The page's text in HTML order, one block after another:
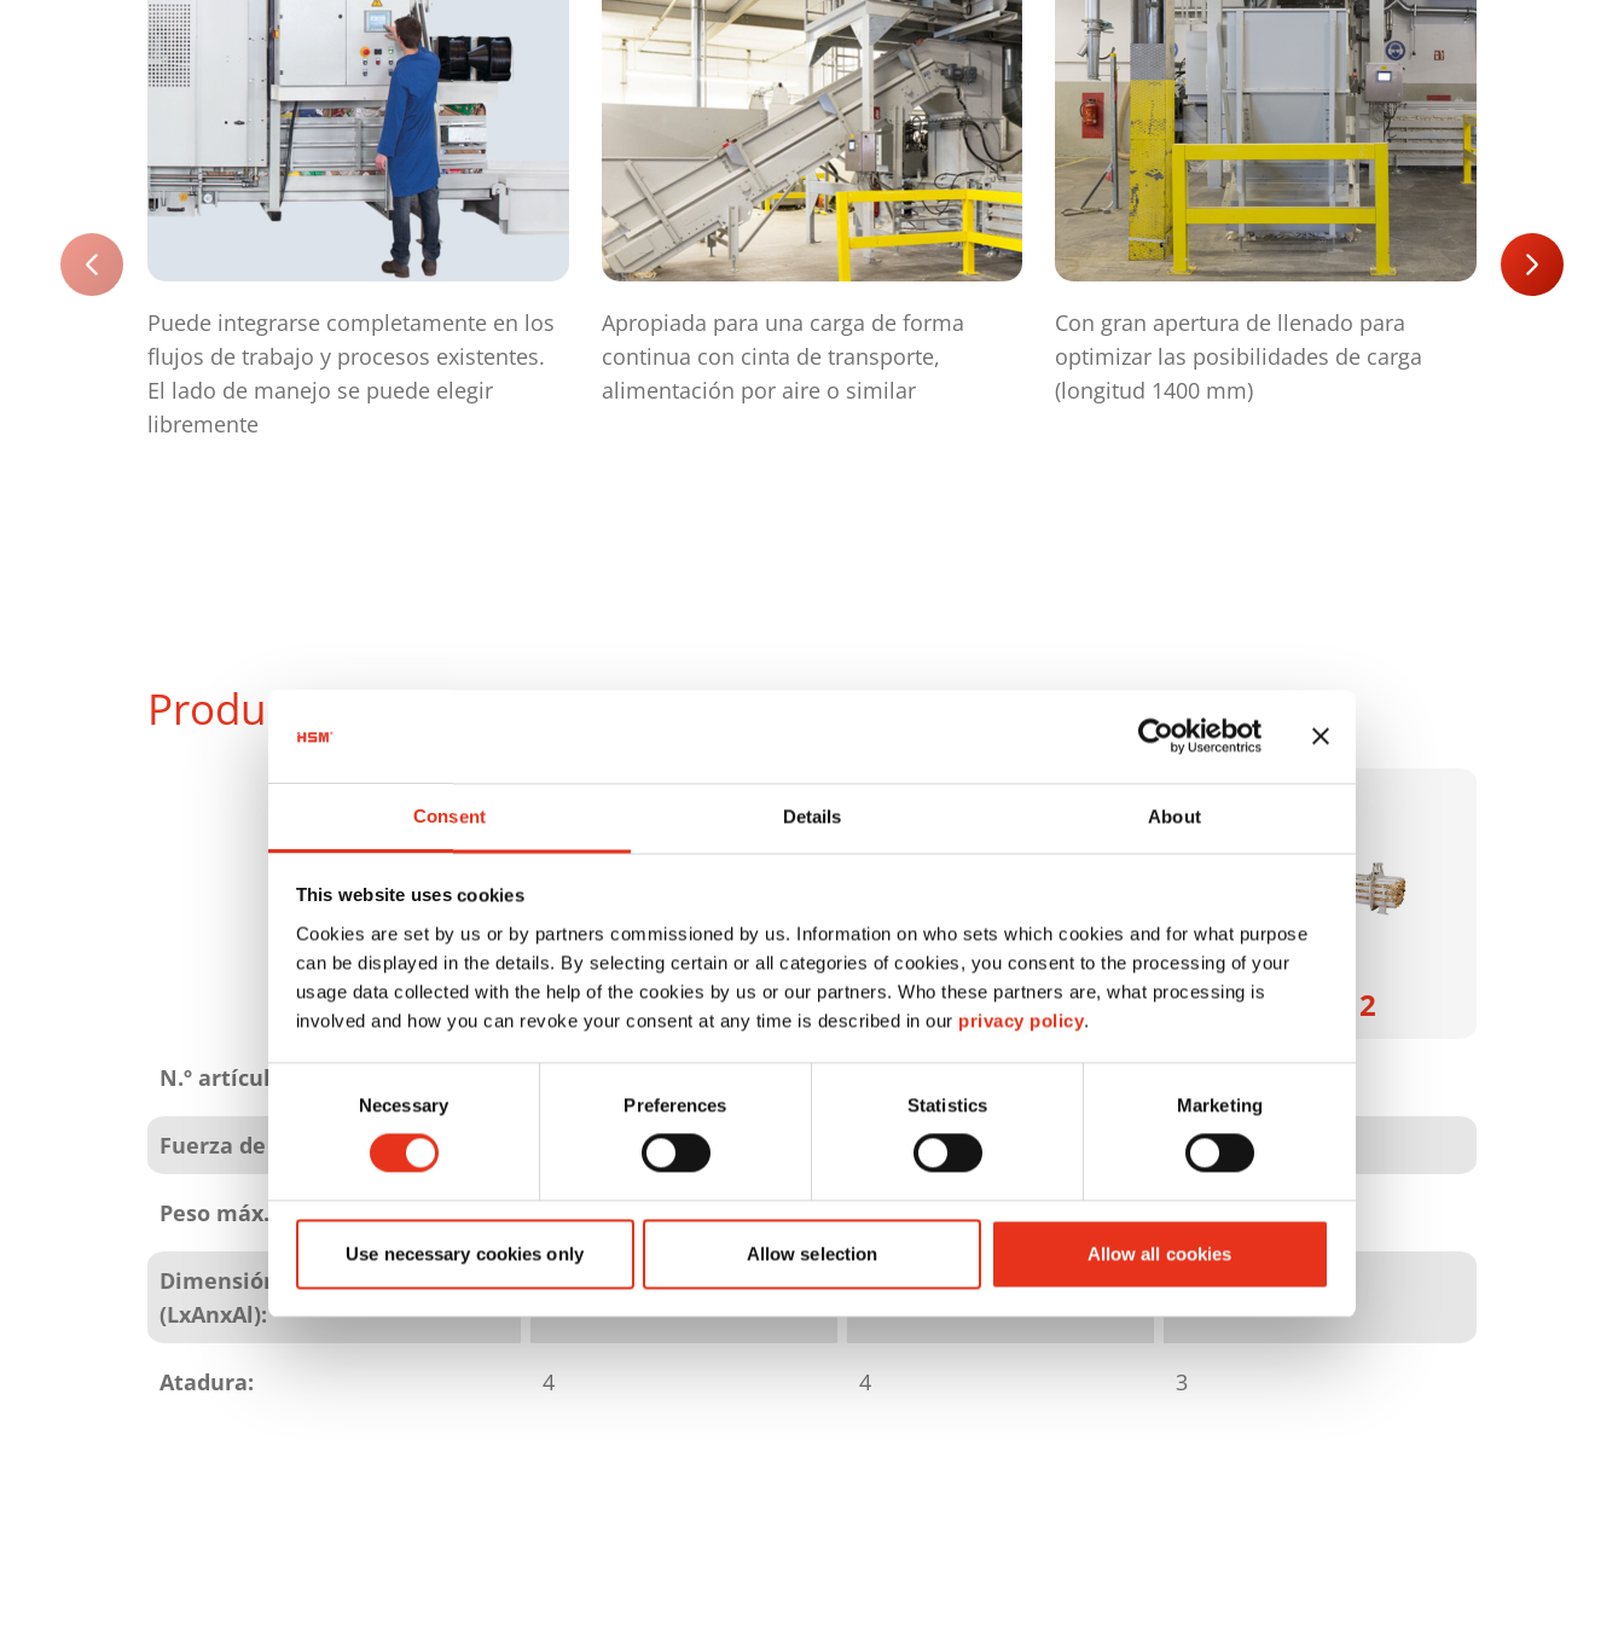
Consent Details About
This website uses cookies
Cookies are set by us or by partners commissioned by us. Information on who sets which cookies and for what purpose
can be displayed in the details. By selecting certain or all categories of cookies, you consent to the processing of your
usage data collected with the help of the cookies by us or our partners. Who these partners are, what processing is
involved and how you can revoke your consent at any time is described in our privacy policy.
Necessary Preferences Statistics Marketing
Use necessary cookies only Allow selection Allow all cookies
Puede integrarse completamente en los
flujos de trabajo y procesos existentes.
El lado de manejo se puede elegir
libremente
Apropiada para una carga de forma
continua con cinta de transporte,
alimentación por aire o similar
Con gran apertura de llenado para
optimizar las posibilidades de carga
(longitud 1400 mm)
Productos
del
producto
HSM VK 3008 HSM VK 3012 HSM VK 4012
N.º artículo:
Fuerza de prensado: 310 kN 450 kN
Peso máx. de la bala: 350 kg 350 kg
Dimensión máx. de la bala
(LxAnxAl):
700 x 800 mm 700 x 800 mm 900 x 720 mm
Atadura: 4 4 3